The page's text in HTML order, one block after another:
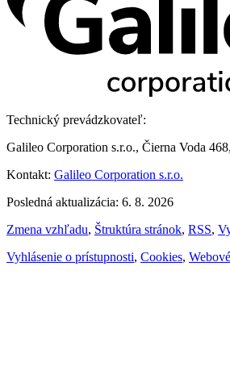
Technický prevádzkovateľ:
Galileo Corporation s.r.o., Čierna Voda
Kontakt: Galileo Corporation s.r.o.
Posledná aktualizácia: 6. 8. 2026
Zmena vzhľadu, Štruktúra stránok, RSS,
Vyhlásenie o prístupnosti, Cookies,